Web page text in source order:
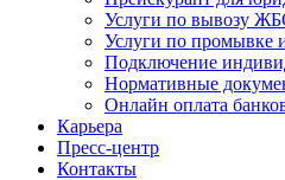
Услуги по вывозу
Услуги по промывке
Подключение
Нормативные
Онлайн оплата
Карьера
Пресс-центр
Контакты